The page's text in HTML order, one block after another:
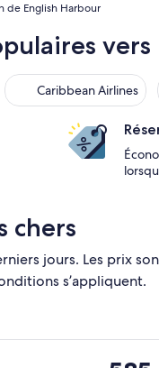
de English Harbour
Caribbean Airlines
Caribbean Airlines
chers
jours. Les prix
s’appliquent.
Montréal vers